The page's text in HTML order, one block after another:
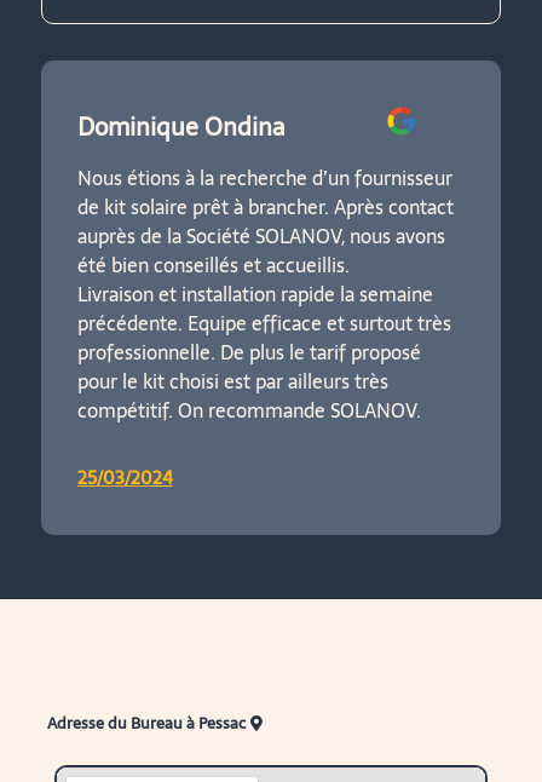
Dominique Ondina
Nous étions à la recherche d’un fournisseur
de kit solaire prêt à brancher. Après contact
auprès de la Société SOLANOV, nous avons
été bien conseillés et accueillis.
Livraison et installation rapide la semaine
précédente. Equipe efficace et surtout très
professionnelle. De plus le tarif proposé
pour le kit choisi est par ailleurs très
compétitif. On recommande SOLANOV.
25/03/2024
Adresse du Bureau à Pessac